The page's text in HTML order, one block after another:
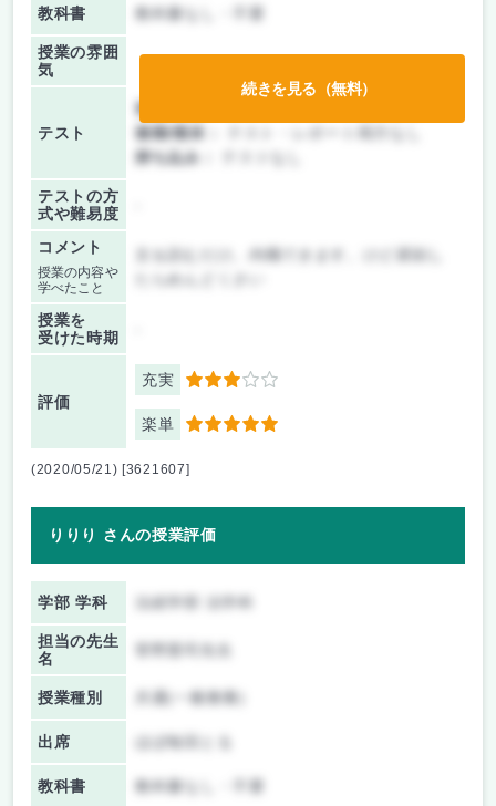
教科書 教科書なし・不要
授業の雰囲
気
テスト
前期/中間：
後期/期末：
持ち込み：
テストの方
式や難易度
コメント
授業の内容や
学べたこと
授業を
受けた時期
評価
充実 3
楽単 5
続きを見る（無料）
(2020/05/21) [3621607]
りりり さんの授業評価
学部 学科 法経学部 法学科
担当の先生
名
授業種別 共通(一般教養)
出席 ほぼ毎回とる
教科書 教科書なし・不要